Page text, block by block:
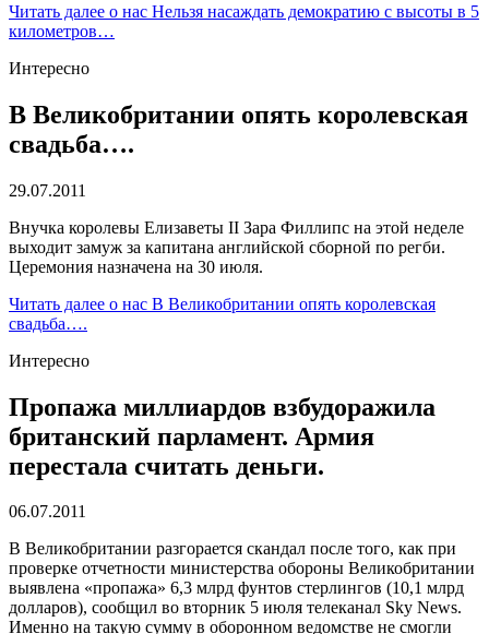
Читать далее о нас Нельзя насаждать демократию с высоты в 5
километров…
Интересно
В Великобритании опять королевская
свадьба….
29.07.2011
Внучка королевы Елизаветы II Зара Филлипс на этой неделе
выходит замуж за капитана английской сборной по регби.
Церемония назначена на 30 июля.
Читать далее о нас В Великобритании опять королевская
свадьба….
Интересно
Пропажа миллиардов взбудоражила
британский парламент. Армия
перестала считать деньги.
06.07.2011
В Великобритании разгорается скандал после того, как при
проверке отчетности министерства обороны Великобритании
выявлена «пропажа» 6,3 млрд фунтов стерлингов (10,1 млрд
долларов), сообщил во вторник 5 июля телеканал Sky News.
Именно на такую сумму в оборонном ведомстве не смогли